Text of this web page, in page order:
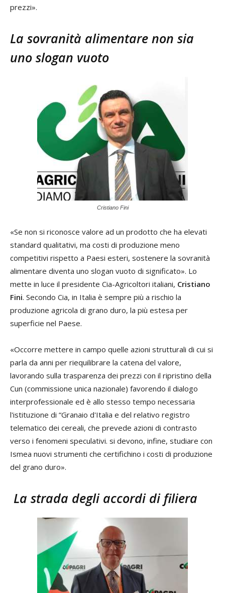
prezzi».
La sovranità alimentare non sia
uno slogan vuoto
Cristiano Fini
«Se non si riconosce valore ad un prodotto che ha elevati
standard qualitativi, ma costi di produzione meno
competitivi rispetto a Paesi esteri, sostenere la sovranità
alimentare diventa uno slogan vuoto di significato». Lo
mette in luce il presidente Cia-Agricoltori italiani, Cristiano
Fini. Secondo Cia, in Italia è sempre più a rischio la
produzione agricola di grano duro, la più estesa per
superficie nel Paese.
«Occorre mettere in campo quelle azioni strutturali di cui si
parla da anni per riequilibrare la catena del valore,
lavorando sulla trasparenza dei prezzi con il ripristino della
Cun (commissione unica nazionale) favorendo il dialogo
interprofessionale ed è allo stesso tempo necessaria
l'istituzione di “Granaio d'Italia e del relativo registro
telematico dei cereali, che prevede azioni di contrasto
verso i fenomeni speculativi. si devono, infine, studiare con
Ismea nuovi strumenti che certifichino i costi di produzione
del grano duro».
La strada degli accordi di filiera